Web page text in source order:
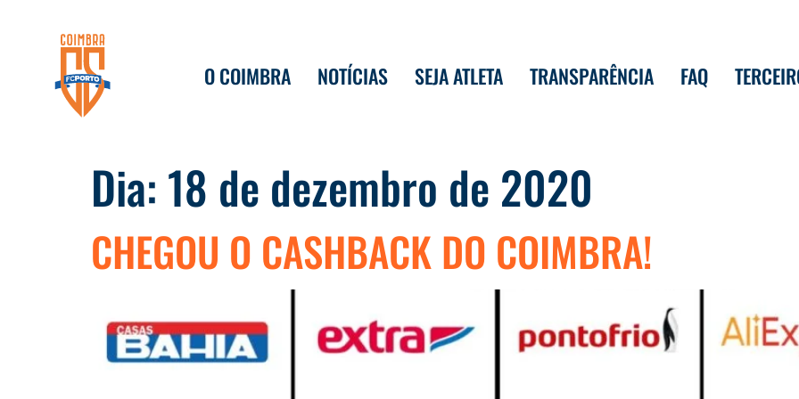
O COIMBRA NOTÍCIAS SEJA ATLETA TRANSPARÊNCIA FAQ
Dia: 18 de dezembro de 2020
CHEGOU O CASHBACK DO COIMBRA!